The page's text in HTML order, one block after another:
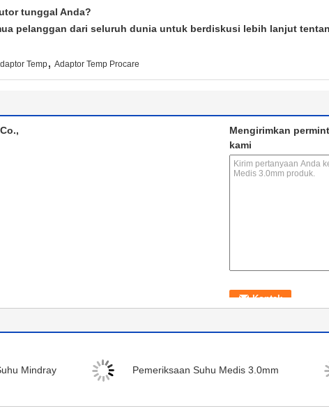
tunggal Anda?
pelanggan dari seluruh dunia untuk berdiskusi lebih lanjut
Temp, Adaptor Temp Procare
Mengirimkan
kami
Mindray Pemeriksaan Suhu Medis 3.0mm